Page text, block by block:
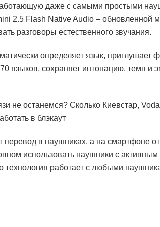
даже с самыми простыми
2.5 Flash Native Audio – обновленной
разговоры естественного звучания.
определяет язык, приглушает
языков, сохраняет интонацию, темп и
не останемся? Сколько Киевстар,
в блэкаут
перевод в наушниках, а на смартфоне
использовать наушники с активным
работает с любыми